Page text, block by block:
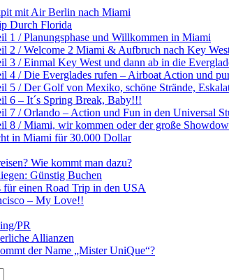
mit Air Berlin nach Miami
Durch Florida
1 / Planungsphase und Willkommen in Miami
2 / Welcome 2 Miami & Aufbruch nach Key
3 / Einmal Key West und dann ab in die
4 / Die Everglades rufen – Airboat Action und
5 / Der Golf von Mexiko, schöne Strände,
6 – It´s Spring Break, Baby!!!
7 / Orlando – Action und Fun in den Universal
8 / Miami, wir kommen oder der große
in Miami für 30.000 Dollar
Wie kommt man dazu?
Günstig Buchen
für einen Road Trip in den USA
– My Love!!
PR
Allianzen
der Name „Mister UniQue“?